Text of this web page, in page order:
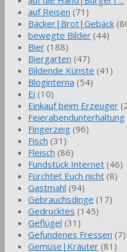
auf Reisen (71)
Bäcker|Brot|Gebäck
bewegte Bilder (44)
Bier (188)
Biergarten (47)
Bildende Künste (41)
Bloginterna (54)
Ei (10)
Einkauf beim Erzeuger
Feierabendunterhaltung
Fingerzeig (96)
Fisch (31)
Fleisch (86)
Fundstück Internet (46)
Fürchtet Euch nicht (8)
Gastmahl (94)
Gebrauchsdinge (17)
Gedrucktes (145)
Geflügel (31)
Gefundenes Fressen (7)
Gemüse|Kräuter (81)